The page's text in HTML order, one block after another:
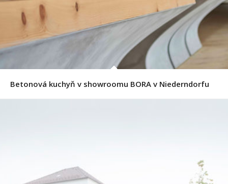
Betonová kuchyň v showroomu BORA v Niederndorfu